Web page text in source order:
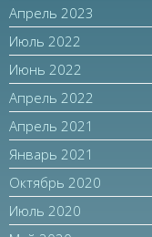
Апрель 2023
Июль 2022
Июнь 2022
Апрель 2022
Апрель 2021
Январь 2021
Октябрь 2020
Июль 2020